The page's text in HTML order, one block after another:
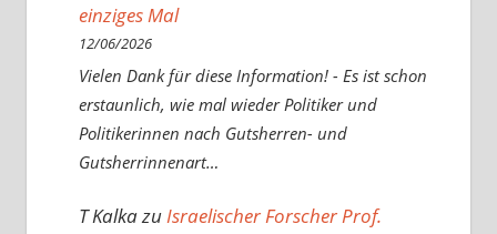
einziges Mal
12/06/2026
Vielen Dank für diese Information! - Es ist schon
erstaunlich, wie mal wieder Politiker und
Politikerinnen nach Gutsherren- und
Gutsherrinnenart…
T KalkazuIsraelischer Forscher Prof.